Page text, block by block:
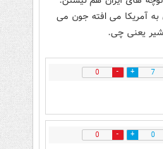
آمریکا می افته جون می
یعنی چی.
7
0
0
0